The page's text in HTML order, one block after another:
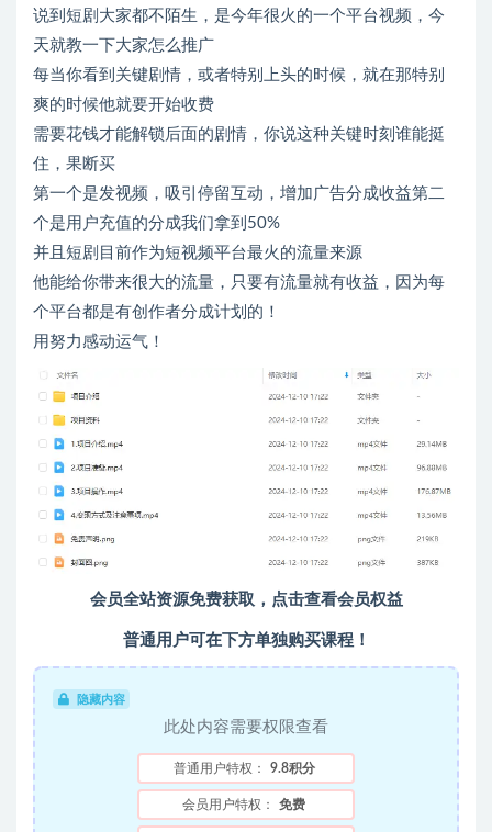
说到短剧大家都不陌生，是今年很火的一个平台视频，今
天就教一下大家怎么推广
每当你看到关键剧情，或者特别上头的时候，就在那特别
爽的时候他就要开始收费
需要花钱才能解锁后面的剧情，你说这种关键时刻谁能挺
住，果断买
第一个是发视频，吸引停留互动，增加广告分成收益第二
个是用户充值的分成我们拿到50%
并且短剧目前作为短视频平台最火的流量来源
他能给你带来很大的流量，只要有流量就有收益，因为每
个平台都是有创作者分成计划的！
用努力感动运气！
会员全站资源免费获取，点击查看会员权益
普通用户可在下方单独购买课程！
隐藏内容
此处内容需要权限查看
普通用户特权： 9.8积分
会员用户特权： 免费